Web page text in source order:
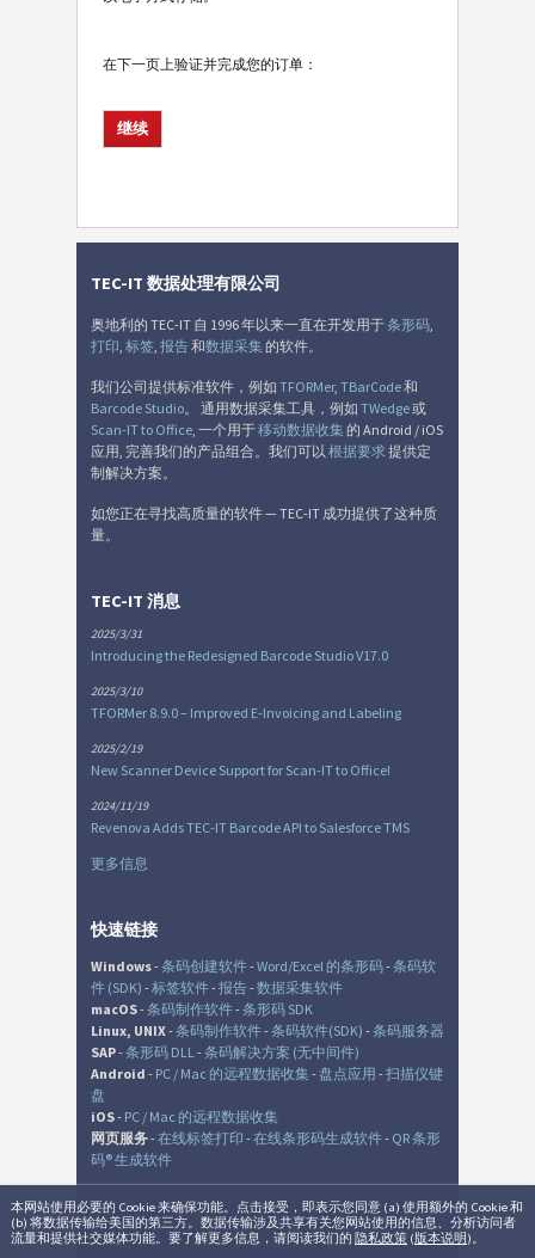
本网站使用必要的 Cookie 来确保功能。点击接受，即表示您同意 (a) 使用额外的 Cookie 和
(b) 将数据传输给美国的第三方。数据传输涉及共享有关您网站使用的信息、分析访问者
流量和提供社交媒体功能。要了解更多信息，请阅读我们的 隐私政策 (版本说明)。
在下一页上验证并完成您的订单：
TEC-IT 数据处理有限公司
奥地利的 TEC-IT 自 1996 年以来一直在开发用于条形码
打印 标签 报告和数据采集的软件。
我们公司提供标准软件，例如 TFORMer, TBarCode和
Barcode Studio。 通用数据采集工具，例如 TWedge或
Scan-IT to Office , 一个用于移动数据收集的 Android / iOS
应用, 完善我们的产品组合。我们可以 根据要求 提供定
制解决方案。
如您正在寻找高质量的软件 — TEC-IT 成功提供了这种质
量。
TEC-IT 消息
2025/3/31
Introducing the Redesigned Barcode Studio V17.0
2025/3/10
TFORMer 8.9.0 – Improved E-Invoicing and Labeling
2025/2/19
New Scanner Device Support for Scan-IT to Office!
2024/11/19
Revenova Adds TEC-IT Barcode API to Salesforce TMS
更多信息
快速链接
Windows-条码创建软件-Word/Excel 的条形码-条码软
件 (SDK) -标签软件-报告-数据采集软件
macOS-条码制作软件-条形码 SDK
Linux, UNIX-条码制作软件-条码软件(SDK) -条码服务器
SAP-条形码 DLL -条码解决方案 (无中间件)
Android - PC / Mac 的远程数据收集- 盘点应用 -扫描仪键
盘
iOS- PC / Mac 的远程数据收集
网页服务-在线标签打印 -在线条形码生成软件- QR 条形
码® 生成软件
© TEC-IT Datenverarbeitung GmbH, Austria